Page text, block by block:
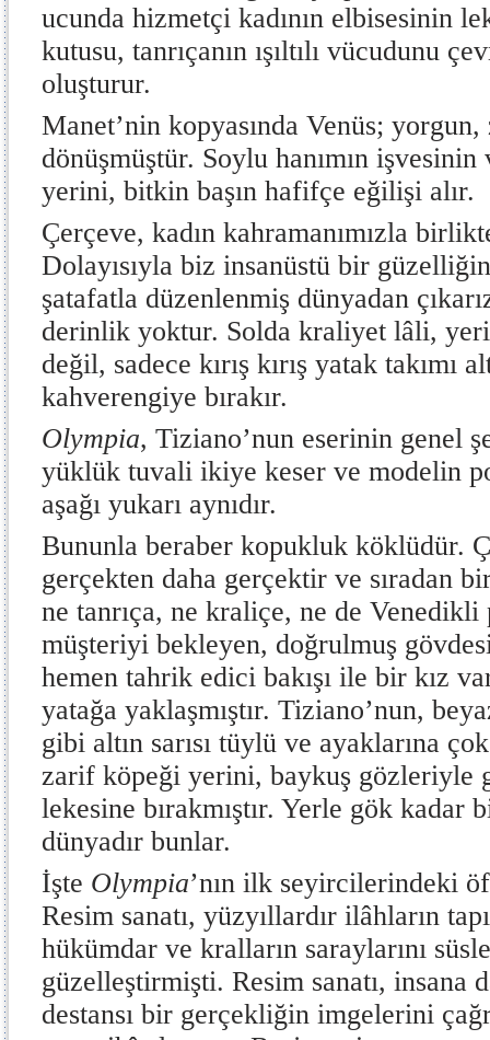
ucunda hizmetçi kadının elbisesinin
kutusu, tanrıçanın ışıltılı vücudunu
oluşturur.
Manet’nin kopyasında Venüs; yorgun,
dönüşmüştür. Soylu hanımın
yerini, bitkin başın hafifçe eğilişi alır.
Çerçeve, kadın kahramanımızla
Dolayısıyla biz insanüstü bir
şatafatla düzenlenmiş dünyadan
derinlik yoktur. Solda kraliyet lâli,
değil, sadece kırış kırış yatak takımı
kahverengiye bırakır.
Olympia, Tiziano’nun eserinin genel
yüklük tuvali ikiye keser ve modelin
aşağı yukarı aynıdır.
Bununla beraber kopukluk köklüdür.
gerçekten daha gerçektir ve sıradan
ne tanrıça, ne kraliçe, ne de Venedikli
müşteriyi bekleyen, doğrulmuş
hemen tahrik edici bakışı ile bir kız
yatağa yaklaşmıştır. Tiziano’nun,
gibi altın sarısı tüylü ve ayaklarına
zarif köpeği yerini, baykuş gözleriyle
lekesine bırakmıştır. Yerle gök kadar
dünyadır bunlar.
İşte Olympia’nın ilk seyircilerindeki
Resim sanatı, yüzyıllardır ilâhların
hükümdar ve kralların saraylarını
güzelleştirmişti. Resim sanatı, insana
destansı bir gerçekliğin imgelerini